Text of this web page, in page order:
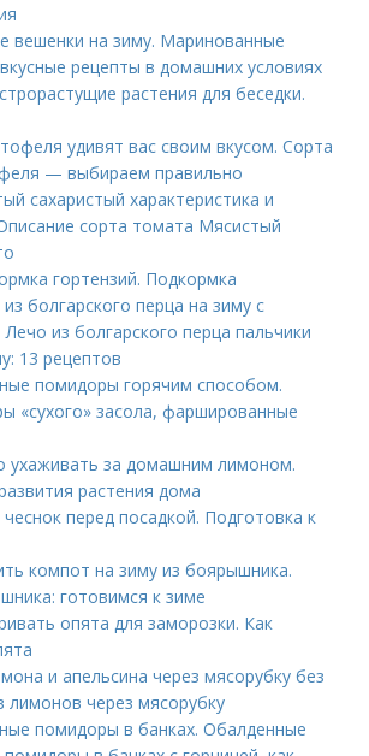
вешенки на зиму. Маринованные
рецепты в домашних условиях
растения для беседки.
удивят вас своим вкусом. Сорта
— выбираем правильно
сахаристый характеристика и
сорта томата Мясистый
гортензий. Подкормка
болгарского перца на зиму с
из болгарского перца пальчики
13 рецептов
помидоры горячим способом.
«сухого» засола, фаршированные
ухаживать за домашним лимоном.
растения дома
перед посадкой. Подготовка к
компот на зиму из боярышника.
готовимся к зиме
опята для заморозки. Как
и апельсина через мясорубку без
лимонов через мясорубку
помидоры в банках. Обалденные